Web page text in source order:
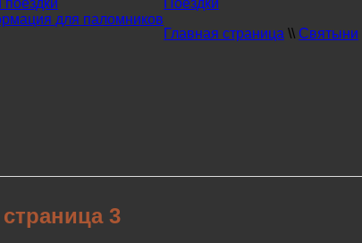
Поездки
для паломников
Главная страница \\ Святыни
3